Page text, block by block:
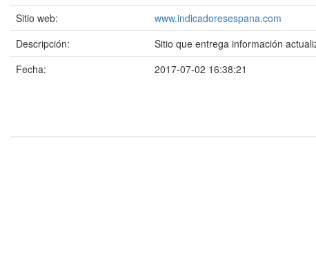
Sitio web:
www.indicadoresespana.com
Descripción:
Sitio que entrega información
Fecha:
2017-07-02 16:38:21